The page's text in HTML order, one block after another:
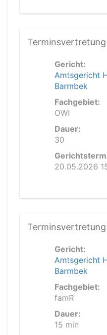
Gericht:
Amtsgericht
Barmbek
Fachgebiet:
OWI
Dauer:
30
20.05.2026
Gericht:
Amtsgericht
Barmbek
Fachgebiet:
famR
Dauer:
15 min